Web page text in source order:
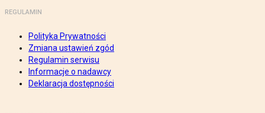
REGULAMIN
Polityka Prywatności
Zmiana ustawień zgód
Regulamin serwisu
Informacje o nadawcy
Deklaracja dostępności